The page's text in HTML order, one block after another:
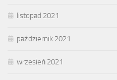
listopad 2021
październik 2021
wrzesień 2021